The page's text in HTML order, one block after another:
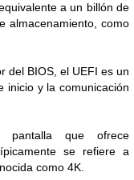
a un billón de
almacenamiento, como
del BIOS, el UEFI es un
inicio y la comunicación
que ofrece
se refiere a
como 4K.
fotografía Leica,
batería para todo el día
la Serie Xiaomi 17T
de gran duracion...